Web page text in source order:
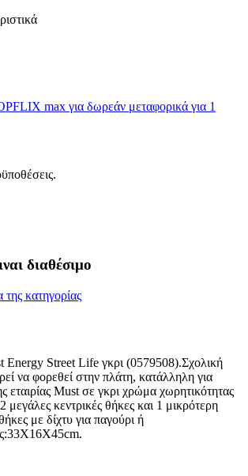
max για δωρεάν μεταφορικά για 1
διαθέσιμο
της κατηγορίας
Energy Street Life γκρι (0579508).Σχολική
να φορεθεί στην πλάτη, κατάλληλη για
εταιρίας Must σε γκρι χρώμα χωρητικότητας
μεγάλες κεντρικές θήκες και 1 μικρότερη
με δίχτυ για παγούρι ή